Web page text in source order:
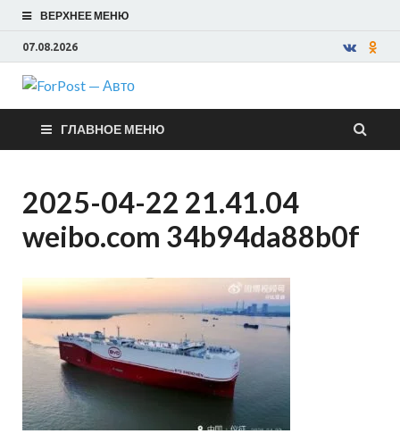
ВЕРХНЕЕ МЕНЮ
07.08.2026
ForPost —
Авто
ГЛАВНОЕ МЕНЮ
2025-04-22 21.41.04
weibo.com 34b94da88b0f